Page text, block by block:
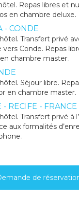
Repas libres et
en chambre deluxe.
- CONDE
Transfert privé
Conde. Repas
chambre master.
Séjour libre.
en chambre master.
- RECIFE - FRANCE
Transfert privé à
aux formalités
de